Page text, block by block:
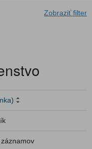
Zobraziť filter
záznamov